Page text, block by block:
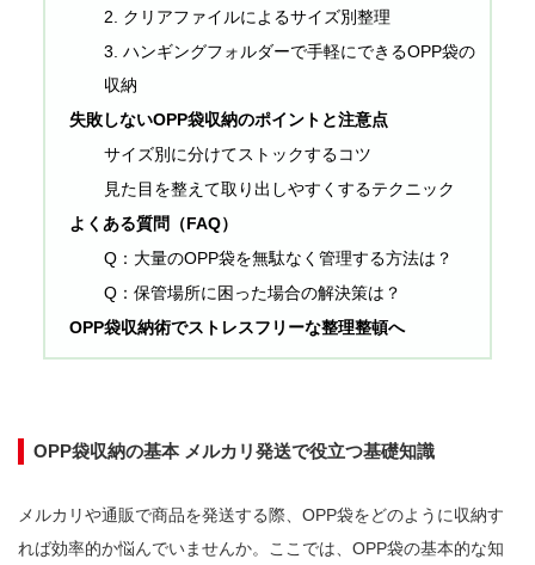
2. クリアファイルによるサイズ別整理
3. ハンギングフォルダーで手軽にできるOPP袋の
収納
失敗しないOPP袋収納のポイントと注意点
サイズ別に分けてストックするコツ
見た目を整えて取り出しやすくするテクニック
よくある質問（FAQ）
Q：大量のOPP袋を無駄なく管理する方法は？
Q：保管場所に困った場合の解決策は？
OPP袋収納術でストレスフリーな整理整頓へ
OPP袋収納の基本 メルカリ発送で役立つ基礎知識
メルカリや通販で商品を発送する際、OPP袋をどのように収納す
れば効率的か悩んでいませんか。ここでは、OPP袋の基本的な知